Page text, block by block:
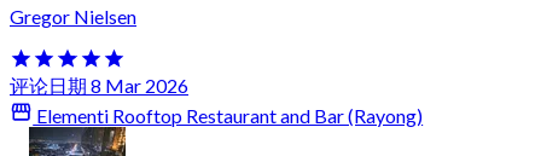
Gregor Nielsen
评论日期 8 Mar 2026
Elementi Rooftop Restaurant and Bar (Rayong)